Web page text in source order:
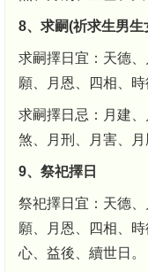
8、求嗣(祈求生男生
求嗣擇日宜：天德
願、月恩、四相、時
求嗣擇日忌：月建
煞、月刑、月害、月
9、祭祀擇日
祭祀擇日宜：天德
願、月恩、四相、
心、益後、續世日。